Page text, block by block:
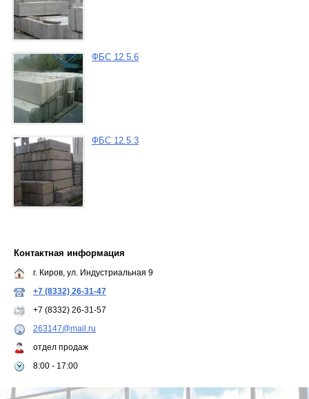
ФБС 12.5.6
ФБС 12.5.3
Контактная информация
г. Киров, ул. Индустриальная 9
+7 (8332) 26-31-47
+7 (8332) 26-31-57
263147@mail.ru
отдел продаж
8:00 - 17:00